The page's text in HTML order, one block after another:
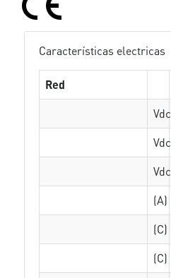
Características electricas
Red
Vdc
Vdc
Vdc
(A)
(C)
(C)